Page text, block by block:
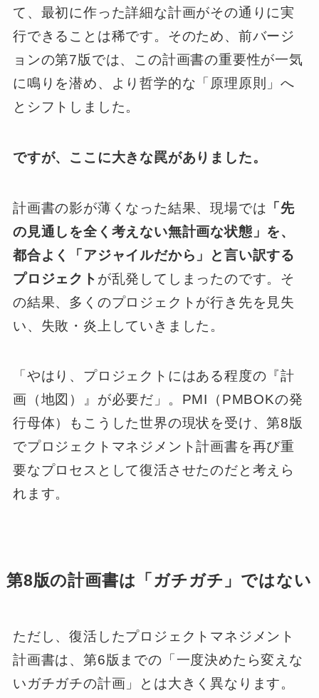
て、最初に作った詳細な計画がその通りに実
行できることは稀です。そのため、前バージ
ョンの第7版では、この計画書の重要性が一気
に鳴りを潜め、より哲学的な「原理原則」へ
とシフトしました。
ですが、ここに大きな罠がありました。
計画書の影が薄くなった結果、現場では 「先
の見通しを全く考えない無計画な状態」を、
都合よく「アジャイルだから」と言い訳する
プロジェクト が乱発してしまったのです。そ
の結果、多くのプロジェクトが行き先を見失
い、失敗・炎上していきました。
「やはり、プロジェクトにはある程度の『計
画（地図）』が必要だ」。PMI（PMBOKの発
行母体）もこうした世界の現状を受け、第8版
でプロジェクトマネジメント計画書を再び重
要なプロセスとして復活させたのだと考えら
れます。
第8版の計画書は「ガチガチ」ではない
ただし、復活したプロジェクトマネジメント
計画書は、第6版までの「一度決めたら変えな
いガチガチの計画」とは大きく異なります。